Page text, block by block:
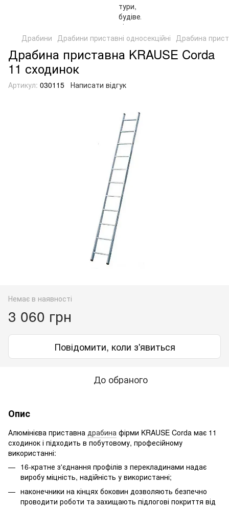
Драбини Драбини приставні односекційні Драбина
Драбина приставна KRAUSE Corda
11 сходинок
Артикул: 030115 Написати відгук
Немає в наявності
3 060 грн
Повідомити, коли з'явиться
До обраного
Опис
Алюмінієва приставна драбина фірми KRAUSE Corda має 11
сходинок і підходить в побутовому, професійному
використанні:
16-кратне з'єднання профілів з перекладинами надає
виробу міцність, надійність у використанні;
наконечники на кінцях боковин дозволяють безпечно
проводити роботи та захищають підлогові покриття від